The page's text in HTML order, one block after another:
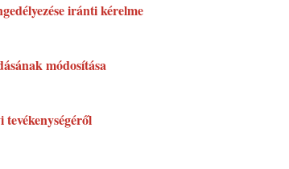
iránti kérelme
módosítása
tevékenységéről